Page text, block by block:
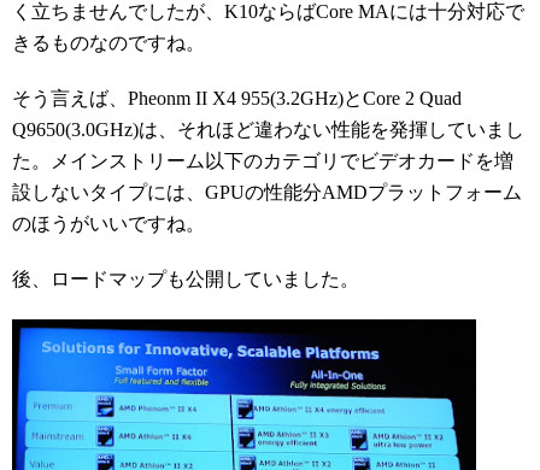
く立ちませんでしたが、K10ならばCore MAには十分対応で
きるものなのですね。
そう言えば、Pheonm II X4 955(3.2GHz)とCore 2 Quad
Q9650(3.0GHz)は、それほど違わない性能を発揮していまし
た。メインストリーム以下のカテゴリでビデオカードを増
設しないタイプには、GPUの性能分AMDプラットフォーム
のほうがいいですね。
後、ロードマップも公開していました。